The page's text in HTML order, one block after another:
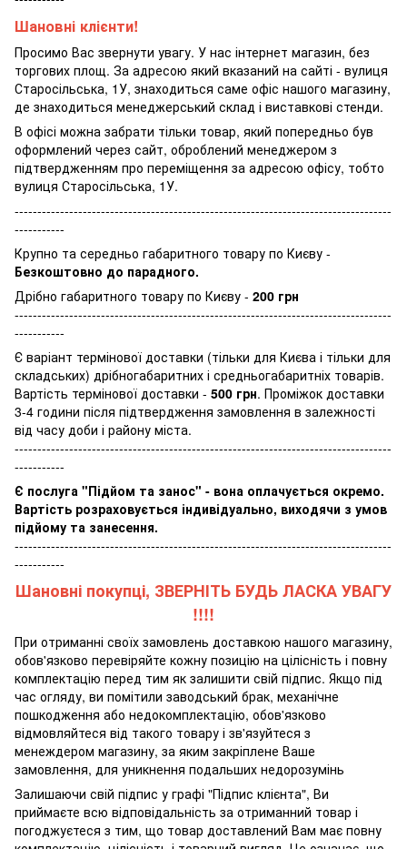
Шановні клієнти!
Просимо Вас звернути увагу. У нас інтернет магазин, без
торгових площ. За адресою який вказаний на сайті - вулиця
Старосільська, 1У, знаходиться саме офіс нашого магазину,
де знаходиться менеджерський склад і виставкові стенди.
В офісі можна забрати тільки товар, який попередньо був
оформлений через сайт, оброблений менеджером з
підтвердженням про переміщення за адресою офісу, тобто
вулиця Старосільська, 1У.
-----------------------------------------------------------------------------------
-----------
Крупно та середньо габаритного товару по Києву -
Безкоштовно до парадного.
Дрібно габаритного товару по Києву - 200 грн
-----------------------------------------------------------------------------------
-----------
Є варіант термінової доставки (тільки для Києва і тільки для
складських) дрібногабаритних і средньогабаритніх товарів.
Вартість термінової доставки - 500 грн. Проміжок доставки
3-4 години після підтвердження замовлення в залежності
від часу доби і району міста.
-----------------------------------------------------------------------------------
-----------
Є послуга "Підйом та занос" - вона оплачується окремо.
Вартість розраховується індивідуально, виходячи з умов
підйому та занесення.
-----------------------------------------------------------------------------------
-----------
Шановні покупці, ЗВЕРНІТЬ БУДЬ ЛАСКА УВАГУ
!!!!
При отриманні своїх замовлень доставкою нашого магазину,
обов'язково перевіряйте кожну позицію на цілісність і повну
комплектацію перед тим як залишити свій підпис. Якщо під
час огляду, ви помітили заводський брак, механічне
пошкодження або недокомплектацію, обов'язково
відмовляйтеся від такого товару і зв'язуйтеся з
менеждером магазину, за яким закріплене Ваше
замовлення, для уникнення подальших недорозумінь
Залишаючи свій підпис у графі "Підпис клієнта", Ви
приймаєте всю відповідальність за отриманний товар і
погоджуєтеся з тим, що товар доставлений Вам має повну